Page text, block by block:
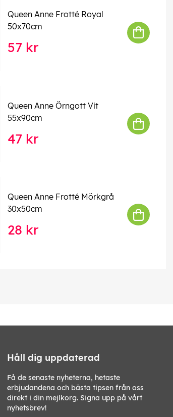
Queen Anne Frotté Royal
50x70cm
57 kr
Queen Anne Örngott Vit
55x90cm
47 kr
Queen Anne Frotté Mörkgrå
30x50cm
28 kr
Håll dig uppdaterad
Få de senaste nyheterna, hetaste
erbjudandena och bästa tipsen från oss
direkt i din mejlkorg. Signa upp på vårt
nyhetsbrev!